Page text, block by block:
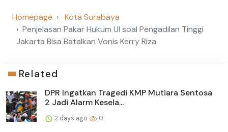
Homepage
Kota Surabaya
Penjelasan Pakar Hukum UI soal Pengadilan Tinggi
Jakarta Bisa Batalkan Vonis Kerry Riza
Related
DPR Ingatkan Tragedi KMP Mutiara Sentosa
2 Jadi Alarm Kesela...
2 days ago 0